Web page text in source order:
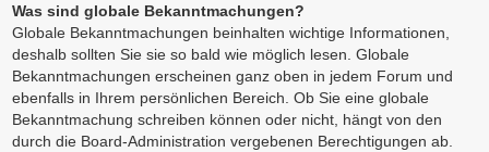
Was sind globale Bekanntmachungen?
Globale Bekanntmachungen beinhalten wichtige Informationen,
deshalb sollten Sie sie so bald wie möglich lesen. Globale
Bekanntmachungen erscheinen ganz oben in jedem Forum und
ebenfalls in Ihrem persönlichen Bereich. Ob Sie eine globale
Bekanntmachung schreiben können oder nicht, hängt von den
durch die Board-Administration vergebenen Berechtigungen ab.